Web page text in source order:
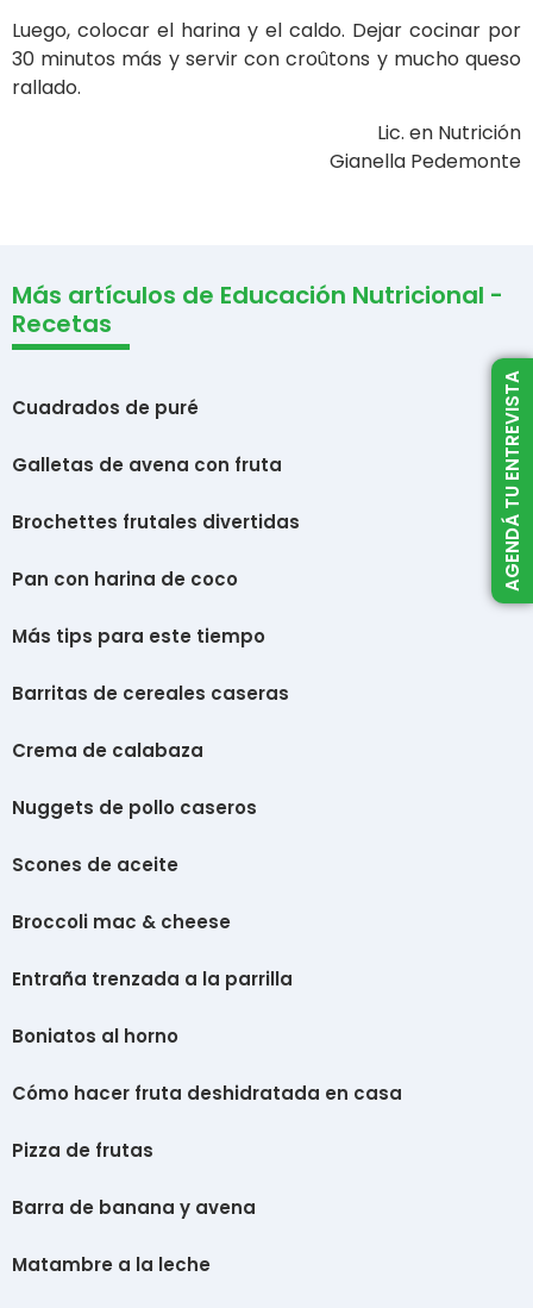
Luego, colocar el harina y el caldo. Dejar cocinar por
30 minutos más y servir con croûtons y mucho queso
rallado.
Lic. en Nutrición
Gianella Pedemonte
Más artículos de Educación Nutricional -
Recetas
Cuadrados de puré
Galletas de avena con fruta
Brochettes frutales divertidas
Pan con harina de coco
Más tips para este tiempo
Barritas de cereales caseras
Crema de calabaza
Nuggets de pollo caseros
Scones de aceite
Broccoli mac & cheese
Entraña trenzada a la parrilla
Boniatos al horno
Cómo hacer fruta deshidratada en casa
Pizza de frutas
Barra de banana y avena
Matambre a la leche
AGENDÁ TU ENTREVISTA